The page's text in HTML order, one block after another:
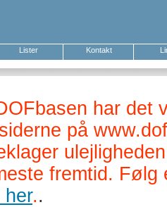
Lister Kontakt
har
på
fremtid. Følg
her..